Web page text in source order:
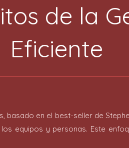
de la
Eficiente
en el best-seller de
equipos y personas. Este